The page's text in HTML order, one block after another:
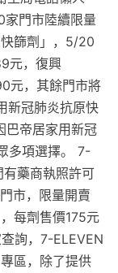
家門市陸續限量
篩劑」，5/20
元，復興
元，其餘門市將
新冠肺炎抗原快
巴帝居家用新冠
多項選擇。 7-
藥商執照許可
市，限量開賣
每劑售價175元
詢，7-ELEVEN
區，除了提供